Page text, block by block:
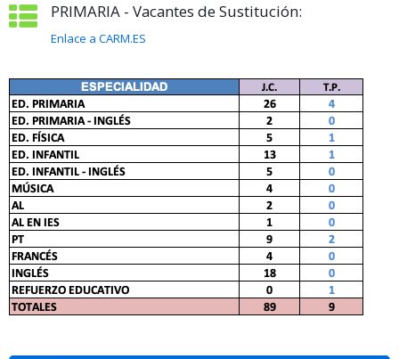
PRIMARIA - Vacantes de Sustitución:
Enlace a CARM.ES